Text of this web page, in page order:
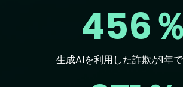
456％
生成AIを利用した詐欺が1年で